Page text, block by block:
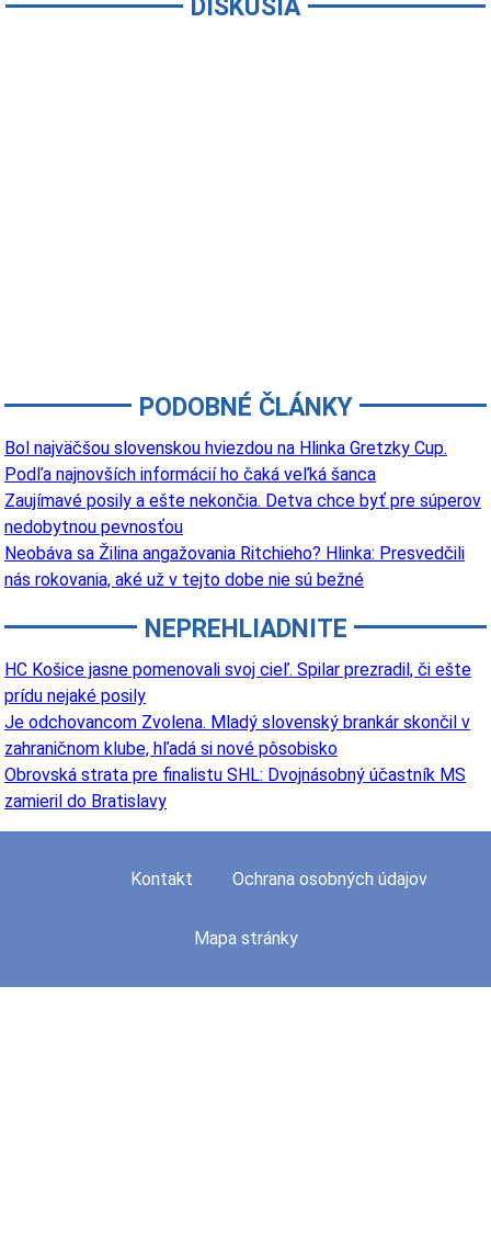
DISKUSIA
PODOBNÉ ČLÁNKY
Bol najväčšou slovenskou hviezdou na Hlinka Gretzky Cup.
Podľa najnovších informácií ho čaká veľká šanca
Zaujímavé posily a ešte nekončia. Detva chce byť pre súperov
nedobytnou pevnosťou
Neobáva sa Žilina angažovania Ritchieho? Hlinka: Presvedčili
nás rokovania, aké už v tejto dobe nie sú bežné
NEPREHLIADNITE
HC Košice jasne pomenovali svoj cieľ. Spilar prezradil, či ešte
prídu nejaké posily
Je odchovancom Zvolena. Mladý slovenský brankár skončil v
zahraničnom klube, hľadá si nové pôsobisko
Obrovská strata pre finalistu SHL: Dvojnásobný účastník MS
zamieril do Bratislavy
Kontakt Ochrana osobných údajov
Mapa stránky